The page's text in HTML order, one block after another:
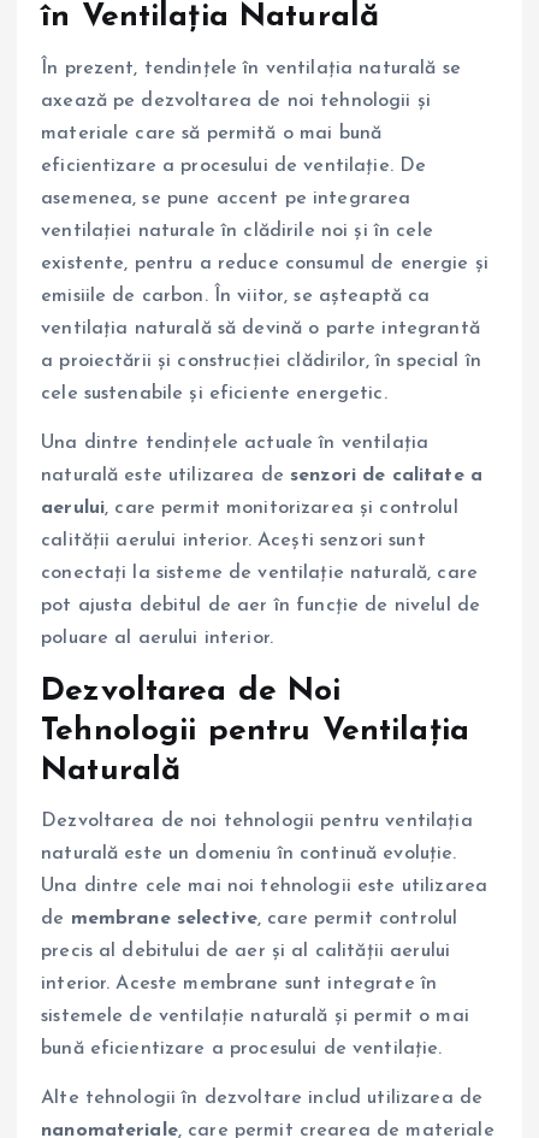
în Ventilația Naturală
În prezent, tendințele în ventilația naturală se
axează pe dezvoltarea de noi tehnologii și
materiale care să permită o mai bună
eficientizare a procesului de ventilație. De
asemenea, se pune accent pe integrarea
ventilației naturale în clădirile noi și în cele
existente, pentru a reduce consumul de energie și
emisiile de carbon. În viitor, se așteaptă ca
ventilația naturală să devină o parte integrantă
a proiectării și construcției clădirilor, în special în
cele sustenabile și eficiente energetic.
Una dintre tendințele actuale în ventilația
naturală este utilizarea de senzori de calitate a
aerului, care permit monitorizarea și controlul
calității aerului interior. Acești senzori sunt
conectați la sisteme de ventilație naturală, care
pot ajusta debitul de aer în funcție de nivelul de
poluare al aerului interior.
Dezvoltarea de Noi
Tehnologii pentru Ventilația
Naturală
Dezvoltarea de noi tehnologii pentru ventilația
naturală este un domeniu în continuă evoluție.
Una dintre cele mai noi tehnologii este utilizarea
de membrane selective, care permit controlul
precis al debitului de aer și al calității aerului
interior. Aceste membrane sunt integrate în
sistemele de ventilație naturală și permit o mai
bună eficientizare a procesului de ventilație.
Alte tehnologii în dezvoltare includ utilizarea de
nanomateriale, care permit crearea de materiale